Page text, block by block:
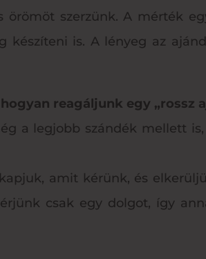
szerzünk. A mérték
készíteni is. A lényeg az
reagáljunk egy „rossz
a legjobb szándék mellett
amit kérünk, és
csak egy dolgot, így